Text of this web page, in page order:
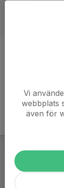
Vi
webbplats
även för